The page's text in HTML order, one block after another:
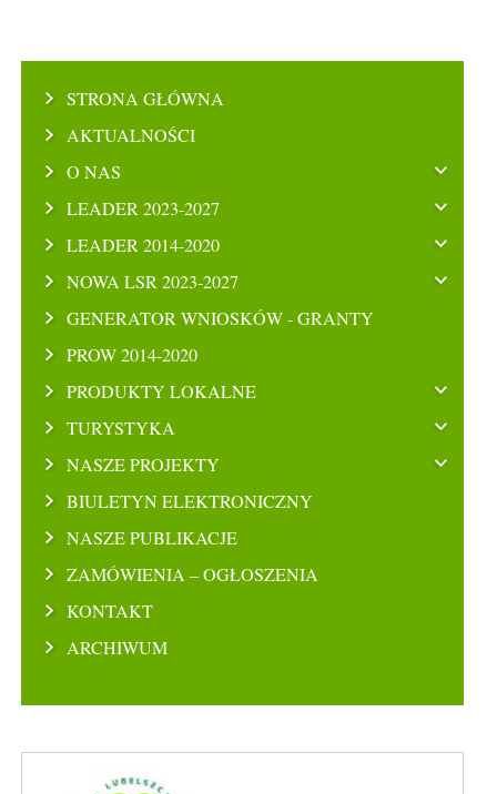
STRONA GŁÓWNA
AKTUALNOŚCI
O NAS
LEADER 2023-2027
LEADER 2014-2020
NOWA LSR 2023-2027
GENERATOR WNIOSKÓW - GRANTY
PROW 2014-2020
PRODUKTY LOKALNE
TURYSTYKA
NASZE PROJEKTY
BIULETYN ELEKTRONICZNY
NASZE PUBLIKACJE
ZAMÓWIENIA – OGŁOSZENIA
KONTAKT
ARCHIWUM